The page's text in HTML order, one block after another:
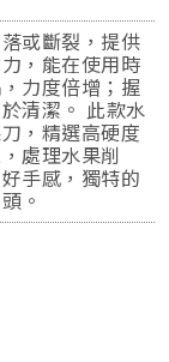
或斷裂，提供
，能在使用時
力度倍增；握
清潔。 此款水
，精選高硬度
處理水果削
手感，獨特的
。